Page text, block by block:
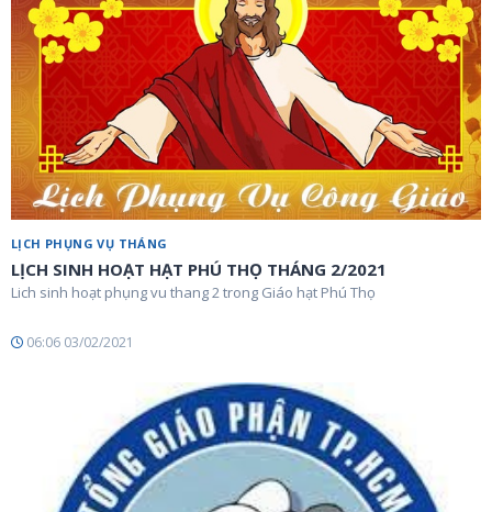
LỊCH PHỤNG VỤ THÁNG
LỊCH SINH HOẠT HẠT PHÚ THỌ THÁNG 2/2021
Lich sinh hoạt phụng vu thang 2 trong Giáo hạt Phú Thọ
06:06 03/02/2021